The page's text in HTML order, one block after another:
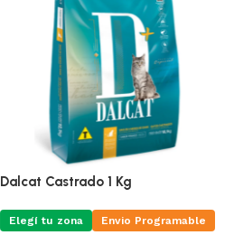
Dalcat Adulto 1 Kg
Elegí tu zona Envio Programable